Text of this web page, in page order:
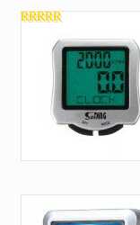
из 5